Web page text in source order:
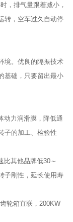
，排气量跟着减小，
转，空车过久自动停
境。优良的隔振技术
基础，只要留出最小
动力润滑膜，降低通
子的加工、检验性
比其他品牌低30～
子刚性，延长使用寿
轮箱直联，200KW